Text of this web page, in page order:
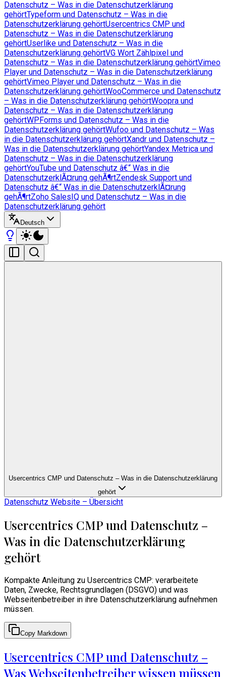
Datenschutz – Was in die Datenschutzerklärung
gehörtTypeform und Datenschutz – Was in die
Datenschutzerklärung gehörtUsercentrics CMP und
Datenschutz – Was in die Datenschutzerklärung
gehörtUserlike und Datenschutz – Was in die
Datenschutzerklärung gehörtVG Wort Zählpixel und
Datenschutz – Was in die Datenschutzerklärung gehörtVimeo
Player und Datenschutz – Was in die Datenschutzerklärung
gehörtVimeo Player und Datenschutz – Was in die
Datenschutzerklärung gehörtWooCommerce und Datenschutz
– Was in die Datenschutzerklärung gehörtWoopra und
Datenschutz – Was in die Datenschutzerklärung
gehörtWPForms und Datenschutz – Was in die
Datenschutzerklärung gehörtWufoo und Datenschutz – Was
in die Datenschutzerklärung gehörtXandr und Datenschutz –
Was in die Datenschutzerklärung gehörtYandex Metrica und
Datenschutz – Was in die Datenschutzerklärung
gehörtYouTube und Datenschutz â€“ Was in die
DatenschutzerklÃ¤rung gehÃ¶rtZendesk Support und
Datenschutz â€“ Was in die DatenschutzerklÃ¤rung
gehÃ¶rtZoho SalesIQ und Datenschutz – Was in die
Datenschutzerklärung gehört
Deutsch
Usercentrics CMP und Datenschutz – Was in die Datenschutzerklärung
gehört
Datenschutz Website – Übersicht
Usercentrics CMP und Datenschutz –
Was in die Datenschutzerklärung
gehört
Kompakte Anleitung zu Usercentrics CMP: verarbeitete
Daten, Zwecke, Rechtsgrundlagen (DSGVO) und was
Webseitenbetreiber in ihre Datenschutzerklärung aufnehmen
müssen.
Copy Markdown
Usercentrics CMP und Datenschutz –
Was Webseitenbetreiber wissen müssen